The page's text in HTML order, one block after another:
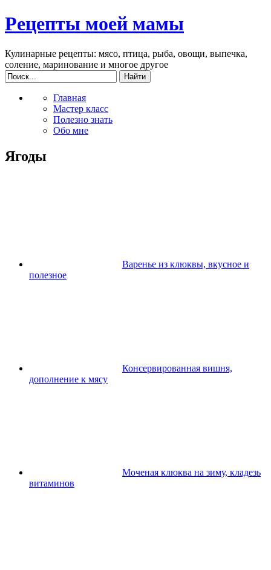
Рецепты моей мамы
Кулинарные рецепты: мясо, птица, рыба, овощи, выпечка,
соление, маринование и многое другое
Главная
Мастер класс
Полезно знать
Обо мне
Ягоды
Варенье из клюквы, вкусное и
полезное
Консервированная вишня,
дополнение к мясу
Моченая клюква на зиму, кладезь
витаминов